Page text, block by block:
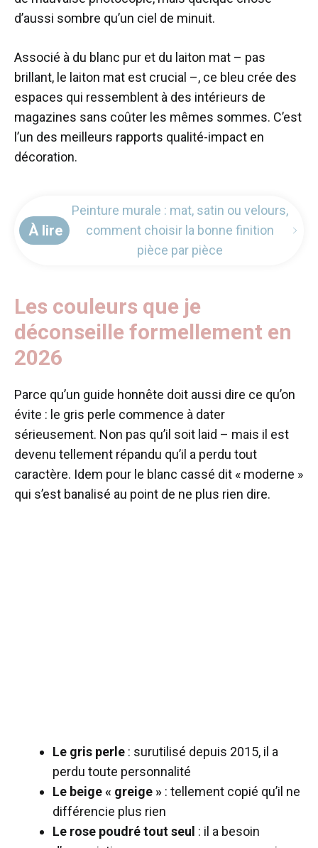
d’aussi sombre qu’un ciel de minuit.
Associé à du blanc pur et du laiton mat – pas
brillant, le laiton mat est crucial –, ce bleu crée des
espaces qui ressemblent à des intérieurs de
magazines sans coûter les mêmes sommes. C’est
l’un des meilleurs rapports qualité-impact en
décoration.
À lire
Peinture murale : mat, satin ou velours,
comment choisir la bonne finition
pièce par pièce
Les couleurs que je
déconseille formellement en
2026
Parce qu’un guide honnête doit aussi dire ce qu’on
évite : le gris perle commence à dater
sérieusement. Non pas qu’il soit laid – mais il est
devenu tellement répandu qu’il a perdu tout
caractère. Idem pour le blanc cassé dit « moderne »
qui s’est banalisé au point de ne plus rien dire.
Le gris perle : surutilisé depuis 2015, il a
perdu toute personnalité
Le beige « greige » : tellement copié qu’il ne
différencie plus rien
Le rose poudré tout seul : il a besoin